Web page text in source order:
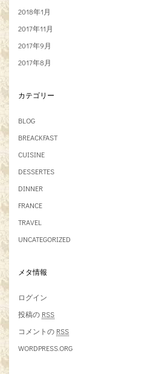
2018年1月
2017年11月
2017年9月
2017年8月
カテゴリー
BLOG
BREACKFAST
CUISINE
DESSERTES
DINNER
FRANCE
TRAVEL
UNCATEGORIZED
メタ情報
ログイン
投稿の RSS
コメントの RSS
WORDPRESS.ORG